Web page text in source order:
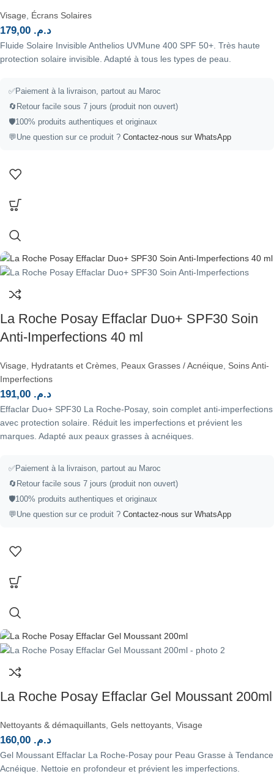
Visage Écrans Solaires
د.م.
Fluide Solaire Invisible Anthelios UVMune 400 SPF 50+. Très haute
protection solaire invisible. Adapté à tous les types de peau.
✅Paiement à la livraison, partout au Maroc
🔄Retour facile sous 7 jours (produit non ouvert)
🛡️100% produits authentiques et originaux
💬Une question sur ce produit ? Contactez-nous sur WhatsApp
La Roche Posay Effaclar Duo+ SPF30 Soin
Anti-Imperfections 40 ml
Visage, Hydratants et Crèmes, Peaux Grasses / Acnéique, Soins Anti-
Imperfections
د.م.
Effaclar Duo+ SPF30 La Roche-Posay, soin complet anti-imperfections
avec protection solaire. Réduit les imperfections et prévient les
marques. Adapté aux peaux grasses à acnéiques.
✅Paiement à la livraison, partout au Maroc
🔄 Retour facile sous 7 jours (produit non ouvert)
🛡️100% produits authentiques et originaux
💬Une question sur ce produit ? Contactez-nous sur WhatsApp
La Roche Posay Effaclar Gel Moussant 200ml
Nettoyants & démaquillants Gels nettoyants Visage
د.م.
Gel Moussant Effaclar La Roche-Posay pour Peau Grasse à Tendance
Acnéique. Nettoie en profondeur et prévient les imperfections.